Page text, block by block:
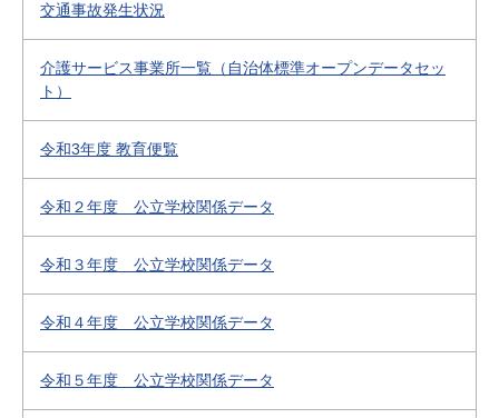
交通事故発生状況
介護サービス事業所一覧（自治体標準オープンデータセッ
ト）
令和3年度 教育便覧
令和２年度 公立学校関係データ
令和３年度 公立学校関係データ
令和４年度 公立学校関係データ
令和５年度 公立学校関係データ